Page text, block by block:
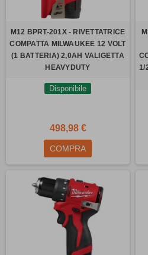
M12 BPRT-201X - RIVETTATRICE
COMPATTA MILWAUKEE 12 VOLT
(1 BATTERIA) 2,0AH VALIGETTA
HEAVYDUTY
Disponibile
498,98 €
COMPRA
1/